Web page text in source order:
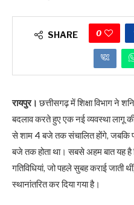
SHARE 0
रायपुर।छत्तीसगढ़ में शिक्षा विभाग ने
बदलाव करते हुए एक नई व्यवस्था लागू
से शाम 4 बजे तक संचालित होंगे,
बजे तक होता था। सबसे अहम बात यह है
गतिविधियां, जो पहले सुबह कराई जाती
स्थानांतरित कर दिया गया है।